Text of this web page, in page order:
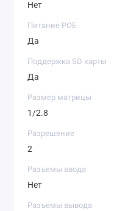
Нет
Питание POE
Да
Поддержка SD карты
Да
Размер матрицы
1/2.8
Разрешение
2
Разъемы ввода
Нет
Разъемы вывода